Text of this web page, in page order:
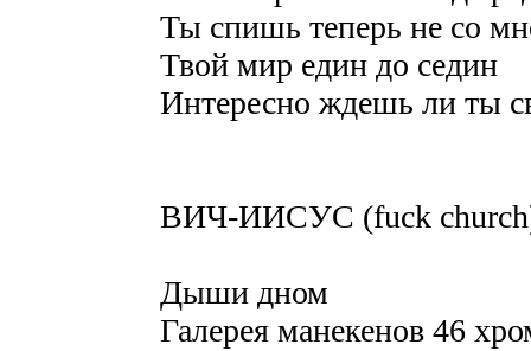
Ты спишь теперь не со
Твой мир един до седин
Интересно ждешь ли ты
ВИЧ-ИИСУС (fuck
Дыши дном
Галерея манекенов 46